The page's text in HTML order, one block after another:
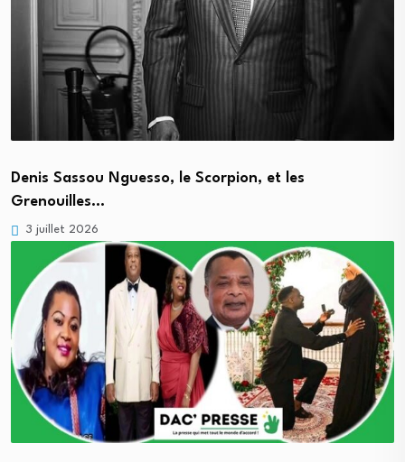
Denis Sassou Nguesso, le Scorpion, et les
Grenouilles…
3 juillet 2026